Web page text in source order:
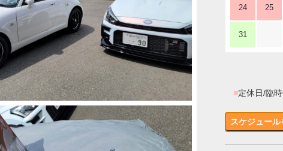
24 25
31
■定休日/臨
スケジュール